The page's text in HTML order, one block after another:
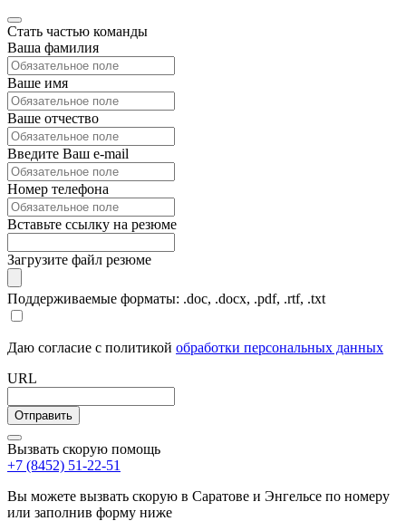
Стать частью команды
Ваша фамилия
Ваше имя
Ваше отчество
Введите Ваш e-mail
Номер телефона
Вставьте ссылку на резюме
Загрузите файл резюме
Поддерживаемые форматы: .doc, .docx, .pdf, .rtf, .txt
Даю согласие с политикой обработки персональных данных
URL
Вызвать скорую помощь
+7 (8452) 51-22-51
Вы можете вызвать скорую в Саратове и Энгельсе по номеру
или заполнив форму ниже